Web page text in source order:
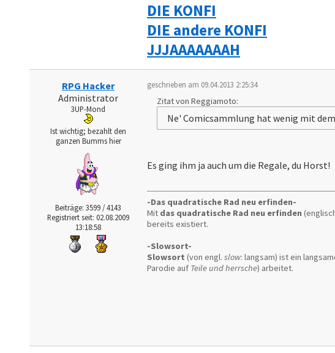
DIE KONFI
DIE andere KONFI
JJJAAAAAAAH
RPG Hacker
Administrator
3UP-Mond
Ist wichtig; bezahlt den
ganzen Bumms hier
Beiträge: 3599 / 4143
Registriert seit: 02.08.2009
13:18:58
geschrieben am 09.04.2013 2:25:34
Zitat von Reggiamoto:
Ne' Comicsammlung hat wenig mit
Es ging ihm ja auch um die Regale, du Horst!
-Das quadratische Rad neu erfinden-
Mit das quadratische Rad neu erfinden
bereits existiert.
-Slowsort-
Slowsort (von engl. slow: langsam) ist ein
Parodie auf Teile und herrsche) arbeitet.